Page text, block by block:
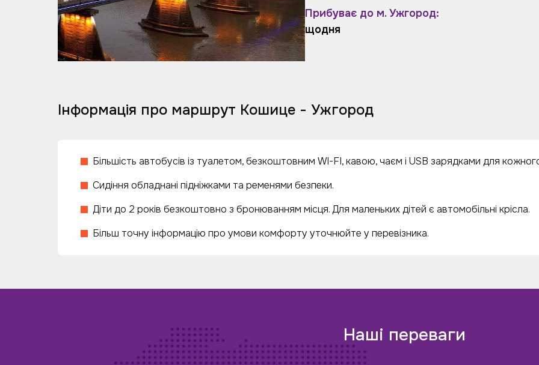
Прибуває до м. Ужгород:
щодня
Інформація про маршрут Кошице - Ужгород
Більшість автобусів із туалетом, безкоштовним WI-FI, кавою, чаєм і USB зарядками для
Сидіння обладнані підніжками та ременями безпеки.
Діти до 2 років безкоштовно з бронюванням місця. Для маленьких дітей є автомобільні крісла.
Більш точну інформацію про умови комфорту уточнюйте у перевізника.
Наші переваги